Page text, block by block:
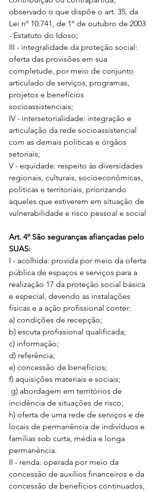
observado o que dispõe o art. 35, da
Lei nº 10.741, de 1º de outubro de 2003
- Estatuto do Idoso;
III - integralidade da proteção social:
oferta das provisões em sua
completude, por meio de conjunto
articulado de serviços, programas,
projetos e benefícios
socioassistenciais;
IV - intersetorialidade: integração e
articulação da rede socioassistencial
com as demais políticas e órgãos
setoriais;
V - equidade: respeito às diversidades
regionais, culturais, socioeconômicas,
políticas e territoriais, priorizando
aqueles que estiverem em situação de
vulnerabilidade e risco pessoal e social
Art. 4º São seguranças afiançadas pelo
SUAS:
I - acolhida: provida por meio da oferta
pública de espaços e serviços para a
realização 17 da proteção social básica
e especial, devendo as instalações
físicas e a ação profissional conter:
a) condições de recepção;
b) escuta profissional qualificada;
c) informação;
d) referência;
e) concessão de benefícios;
f) aquisições materiais e sociais;
incidência de situações de risco;
h) oferta de uma rede de serviços e de
locais de permanência de indivíduos e
famílias sob curta, média e longa
permanência.
II - renda: operada por meio da
concessão de auxílios financeiros e da
concessão de benefícios continuados,